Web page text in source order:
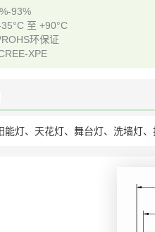
93%
至 +90°C
环保证
XPE
能灯、天花灯、舞台灯、洗墙灯